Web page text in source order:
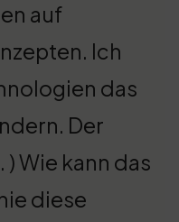
auf
Ich
das
Der
Wie kann das
diese